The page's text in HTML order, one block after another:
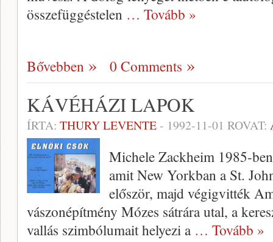
összefüggés­telen … Tovább »
Bővebben 0 Comments
KÁVÉHÁZI LAPOK
ÍRTA: THURY LEVENTE- 1992-11-01 ROVAT:
Michele Zackheim 1985-
amit New Yorkban a St.
először, majd végigvitték
vászonépítmény Mózes sátrára utal, a
vallás szimbólumait helyezi a … Tovább »